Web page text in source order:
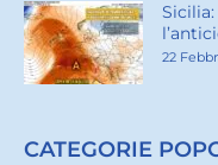
22
CATEGORIE